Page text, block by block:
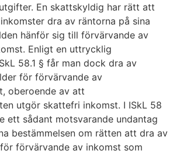
En skattskyldig har rätt att
dra av räntorna på sina
hänför sig till förvärvande av
Enligt en uttrycklig
58.1 § får man dock dra av
för förvärvande av
oberoende av att
utgör skattefri inkomst. I ISkL 58
ett sådant motsvarande undantag
bestämmelsen om rätten att dra av
förvärvande av inkomst som